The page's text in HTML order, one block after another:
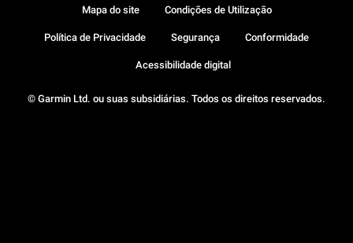
© Garmin Ltd. ou suas subsidiárias. Todos os direitos reservados.
Mapa do site Condições de Utilização
Política de Privacidade Segurança Conformidade
Acessibilidade digital